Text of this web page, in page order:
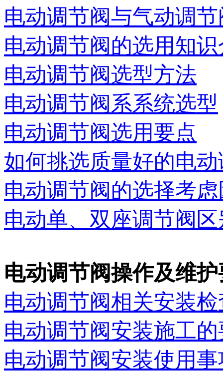
电动调节阀与气动调
电动调节阀的选用知
电动调节阀选型方法
电动调节阀系系统选型
电动调节阀选用要点
如何挑选质量好的电
电动调节阀的选择考
电动单、双座调节阀
电动调节阀操作及维
电动调节阀相关安装
电动调节阀安装施工
电动调节阀安装使用事